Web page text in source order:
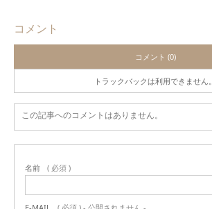
コメント
コメント (0)
トラックバックは利用できません。
この記事へのコメントはありません。
名前 ( 必須 )